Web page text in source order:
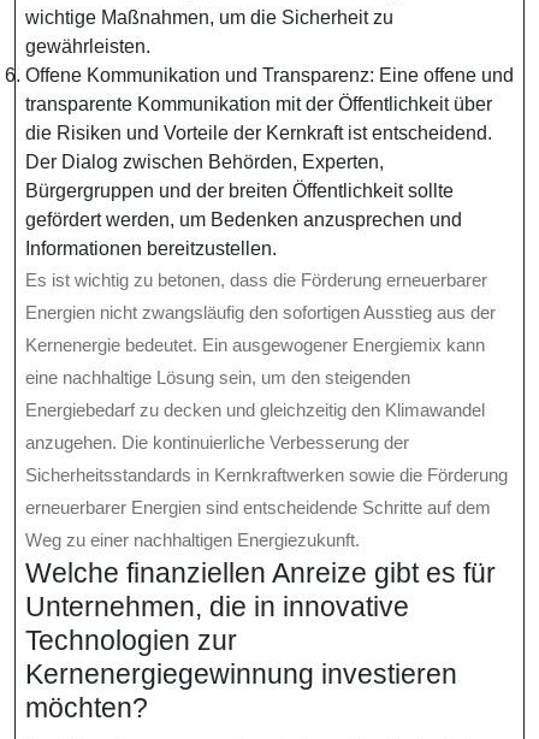
wichtige Maßnahmen, um die Sicherheit zu
gewährleisten.
Offene Kommunikation und Transparenz: Eine offene und
transparente Kommunikation mit der Öffentlichkeit über
die Risiken und Vorteile der Kernkraft ist entscheidend.
Der Dialog zwischen Behörden, Experten,
Bürgergruppen und der breiten Öffentlichkeit sollte
gefördert werden, um Bedenken anzusprechen und
Informationen bereitzustellen.
Es ist wichtig zu betonen, dass die Förderung erneuerbarer
Energien nicht zwangsläufig den sofortigen Ausstieg aus der
Kernenergie bedeutet. Ein ausgewogener Energiemix kann
eine nachhaltige Lösung sein, um den steigenden
Energiebedarf zu decken und gleichzeitig den Klimawandel
anzugehen. Die kontinuierliche Verbesserung der
Sicherheitsstandards in Kernkraftwerken sowie die Förderung
erneuerbarer Energien sind entscheidende Schritte auf dem
Weg zu einer nachhaltigen Energiezukunft.
Welche finanziellen Anreize gibt es für
Unternehmen, die in innovative
Technologien zur
Kernenergiegewinnung investieren
möchten?